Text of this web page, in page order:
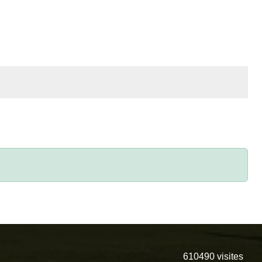
610490 visites